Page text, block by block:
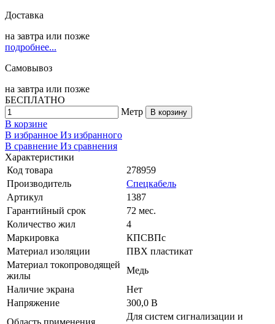
Доставка
на завтра или позже
подробнее...
Самовывоз
на завтра или позже
БЕСПЛАТНО
Метр
В корзину
В корзине
В избранное Из избранного
В сравнение Из сравнения
Характеристики
Код товара
278959
Производитель
Спецкабель
Артикул
1387
Гарантийный срок
72 мес.
Количество жил
4
Маркировка
КПСВПс
Материал изоляции
ПВХ пластикат
Материал токопроводящей
жилы
Медь
Наличие экрана
Нет
Напряжение
300,0 В
Область применения
Для систем сигнализации и